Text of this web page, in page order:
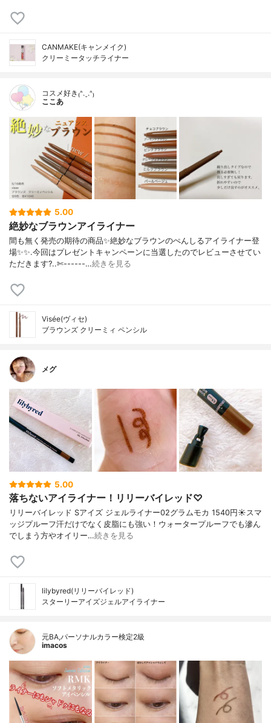
CANMAKE(キャンメイク)
クリーミータッチライナー
コスメ好き₍ᐢ.ˬ.ᐢ₎
ここあ
5.00
絶妙なブラウンアイライナー
間も無く発売の期待の商品✨絶妙なブラウンのぺんしるアイライナー登
場✨✨.今回はプレゼントキャンペーンに当選したのでレビューさせてい
ただきます?..✄------…続きを見る
Visée(ヴィセ)
ブラウンズ クリーミィ ペンシル
メグ
5.00
落ちないアイライナー！リリーバイレッド♡
リリーバイレッド Sアイズ ジェルライナー02グラムモカ 1540円☀️スマ
ッジプルーフ汗だけでなく皮脂にも強い！ウォータープルーフでも滲ん
でしまう方やオイリー…続きを見る
lilybyred(リリーバイレッド)
スターリーアイズジェルアイライナー
元BA,パーソナルカラー検定2級
imacos